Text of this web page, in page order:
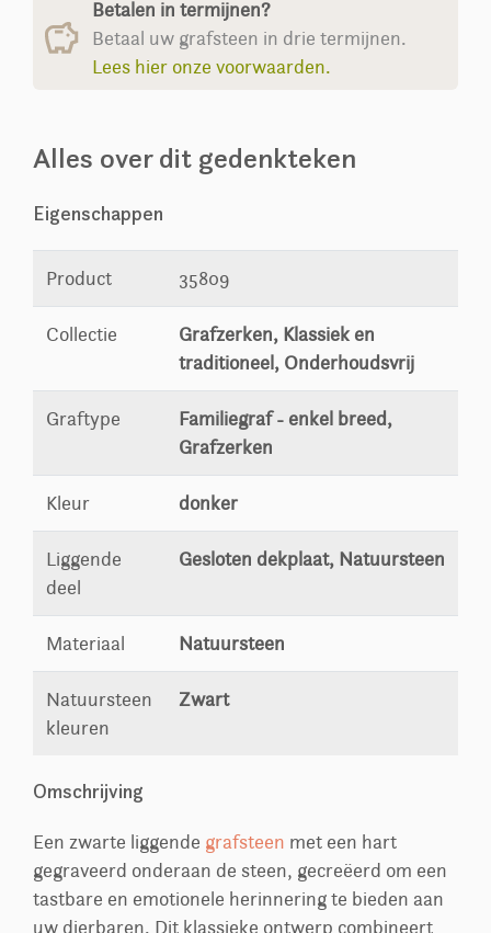
Betalen in termijnen?
Betaal uw grafsteen in drie termijnen.
Lees hier onze voorwaarden.
Alles over dit gedenkteken
Eigenschappen
Product 35809
Collectie
Grafzerken, Klassiek en
traditioneel, Onderhoudsvrij
Graftype
Familiegraf - enkel breed,
Grafzerken
Kleur donker
Liggende
deel
Gesloten dekplaat, Natuursteen
Materiaal Natuursteen
Natuursteen
kleuren
Zwart
Omschrijving
Een zwarte liggende grafsteen met een hart
gegraveerd onderaan de steen, gecreëerd om een
tastbare en emotionele herinnering te bieden aan
uw dierbaren. Dit klassieke ontwerp combineert